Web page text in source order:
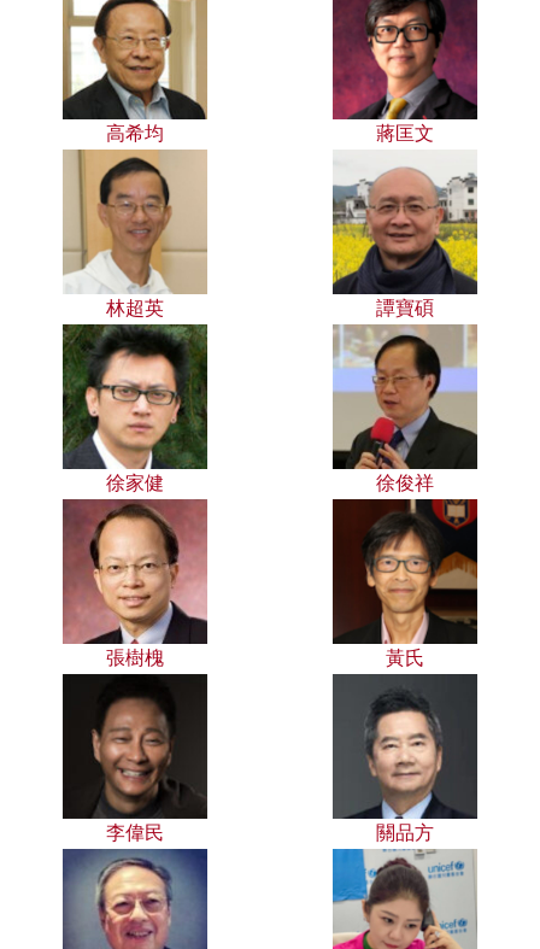
高希均 蔣匡文
林超英 譚寶碩
徐家健 徐俊祥
張樹槐 黃氏
李偉民 關品方